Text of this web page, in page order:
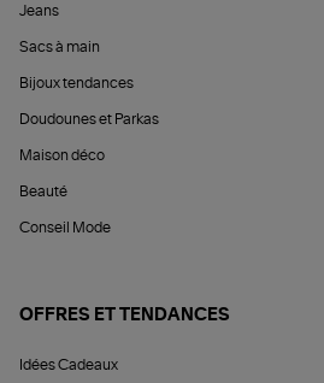
Jeans
Sacs à main
Bijoux tendances
Doudounes et Parkas
Maison déco
Beauté
Conseil Mode
OFFRES ET TENDANCES
Idées Cadeaux